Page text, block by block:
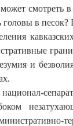
смотреть
головы в
и